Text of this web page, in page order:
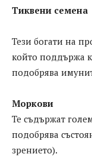
Тиквени семена
Тези богати на
който поддържа
подобрява
Моркови
Те съдържат
подобрява
зрението).